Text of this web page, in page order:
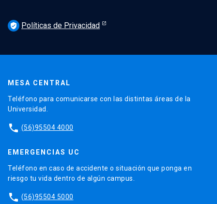
verified_user Políticas de Privacidad
MESA CENTRAL
Teléfono para comunicarse con las distintas áreas de la
Universidad.
phone (56)95504 4000
EMERGENCIAS UC
Teléfono en caso de accidente o situación que ponga en
riesgo tu vida dentro de algún campus.
phone (56)95504 5000